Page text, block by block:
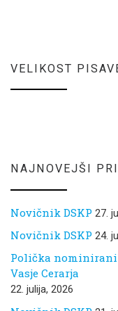
VELIKOST
NAJNOVEJŠI
Novičnik DSKP 27.
Novičnik DSKP 24.
Polička
Vasje Cerarja
22. julija, 2026